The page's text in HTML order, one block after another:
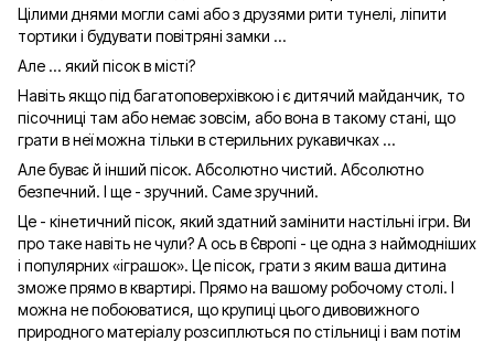
Цілими днями могли самі або з друзями рити тунелі, ліпити
тортики і будувати повітряні замки ...
Але ... який пісок в місті?
Навіть якщо під багатоповерхівкою і є дитячий майданчик, то
пісочниці там або немає зовсім, або вона в такому стані, що
грати в неї можна тільки в стерильних рукавичках ...
Але буває й інший пісок. Абсолютно чистий. Абсолютно
безпечний. І ще - зручний. Саме зручний.
Це - кінетичний пісок, який здатний замінити настільні ігри. Ви
про таке навіть не чули? А ось в Європі - це одна з наймодніших
і популярних «іграшок». Це пісок, грати з яким ваша дитина
зможе прямо в квартирі. Прямо на вашому робочому столі. І
можна не побоюватися, що крупиці цього дивовижного
природного матеріалу розсиплються по стільниці і вам потім